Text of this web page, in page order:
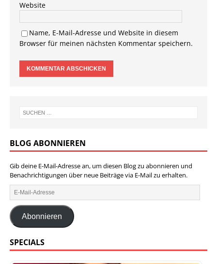
Website
Name, E-Mail-Adresse und Website in diesem
Browser für meinen nächsten Kommentar speichern.
BLOG ABONNIEREN
Gib deine E-Mail-Adresse an, um diesen Blog zu abonnieren und
Benachrichtigungen über neue Beiträge via E-Mail zu erhalten.
Abonnieren
SPECIALS